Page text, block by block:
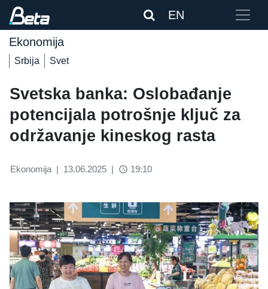
EN
Ekonomija
Srbija Svet
Svetska banka: Oslobađanje
potencijala potrošnje ključ za
održavanje kineskog rasta
Ekonomija | 13.06.2025 | access_time 19:10